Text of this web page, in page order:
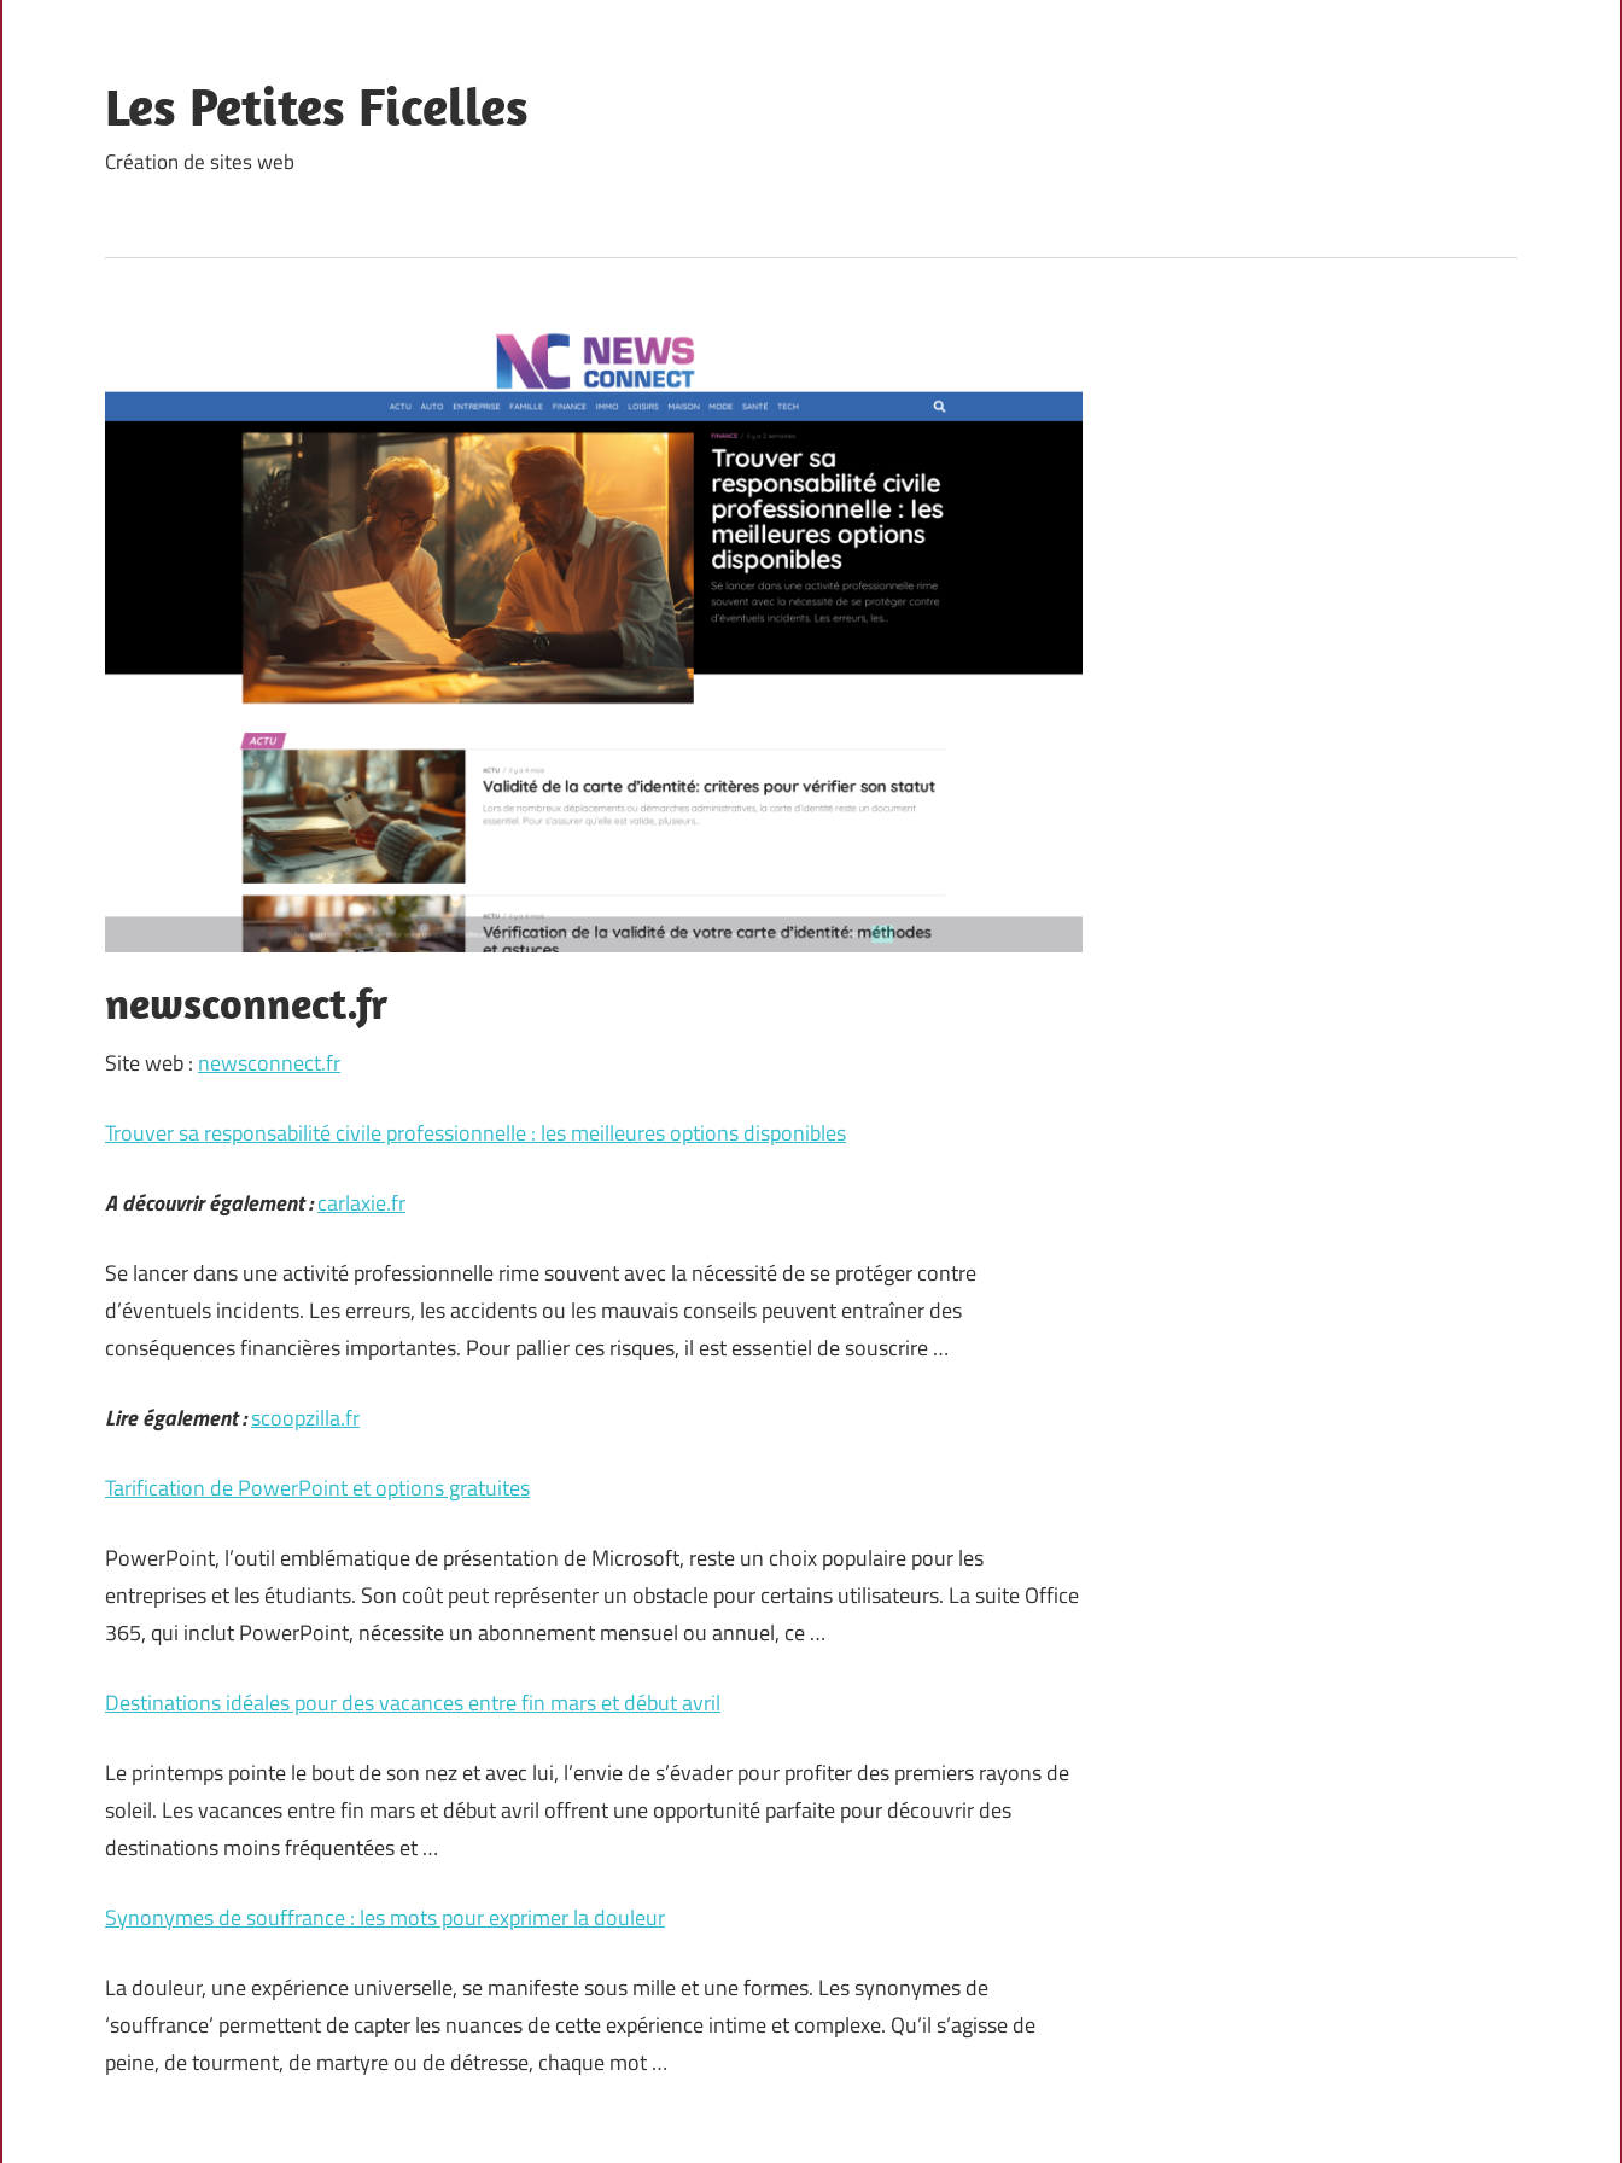
content
Les Petites Ficelles
Création de sites web
newsconnect.fr
Site web : newsconnect.fr
Trouver sa responsabilité civile professionnelle : les meilleures options disponibles
A découvrir également :carlaxie.fr
Se lancer dans une activité professionnelle rime souvent avec la nécessité de se protéger contre
d’éventuels incidents. Les erreurs, les accidents ou les mauvais conseils peuvent entraîner des
conséquences financières importantes. Pour pallier ces risques, il est essentiel de souscrire …
Lire également :scoopzilla.fr
Tarification de PowerPoint et options gratuites
PowerPoint, l’outil emblématique de présentation de Microsoft, reste un choix populaire pour les
entreprises et les étudiants. Son coût peut représenter un obstacle pour certains utilisateurs. La suite Office
365, qui inclut PowerPoint, nécessite un abonnement mensuel ou annuel, ce …
Destinations idéales pour des vacances entre fin mars et début avril
Le printemps pointe le bout de son nez et avec lui, l’envie de s’évader pour profiter des premiers rayons de
soleil. Les vacances entre fin mars et début avril offrent une opportunité parfaite pour découvrir des
destinations moins fréquentées et …
Synonymes de souffrance : les mots pour exprimer la douleur
La douleur, une expérience universelle, se manifeste sous mille et une formes. Les synonymes de
‘souffrance’ permettent de capter les nuances de cette expérience intime et complexe. Qu’il s’agisse de
peine, de tourment, de martyre ou de détresse, chaque mot …